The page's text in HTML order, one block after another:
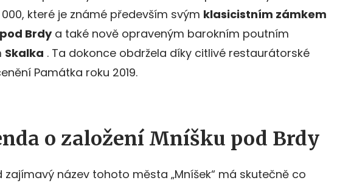
které je známé především svým klasicistním zámkem
Brdya také nově opraveným barokním poutním
Skalka . Ta dokonce obdržela díky citlivé restaurátorské
Památka roku 2019.
o založení Mníšku pod Brdy
zajímavý název tohoto města „Mníšek“ má skutečně co